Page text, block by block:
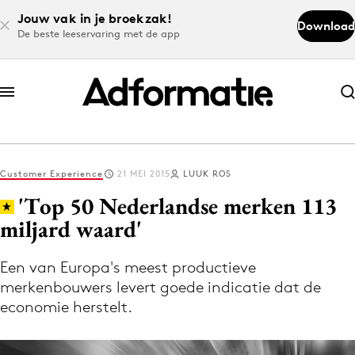
Jouw vak in je broekzak!
De beste leeservaring met de app
Download
Abonneer nu
Abonneer nu
Log in
Volg het laatste nieuws via de Adformatie
Nieuws app
Customer Experience 21 MEI 2015 LUUK ROS
'Top 50 Nederlandse merken 113
miljard waard'
Een van Europa's meest productieve
merkenbouwers levert goede indicatie dat de
economie herstelt.